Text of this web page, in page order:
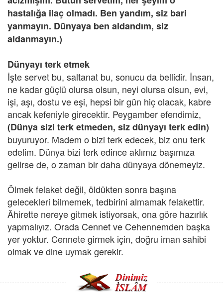
hastalığa ilaç olmadı. Ben yandım, siz bari
yanmayın. Dünyaya ben aldandım, siz
aldanmayın.)
Dünyayı terk etmek
İşte servet bu, saltanat bu, sonucu da bellidir. İnsan,
ne kadar güçlü olursa olsun, neyi olursa olsun, evi,
işi, aşı, dostu ve eşi, hepsi bir gün hiç olacak, kabre
ancak kefeniyle girecektir. Peygamber efendimiz,
(Dünya sizi terk etmeden, siz dünyayı terk edin)
buyuruyor. Madem o bizi terk edecek, biz onu terk
edelim. Dünya bizi terk edince aklımız başımıza
gelirse de, o zaman bir daha dünyaya dönemeyiz.
Ölmek felaket değil, öldükten sonra başına
gelecekleri bilmemek, tedbirini almamak felakettir.
Âhirette nereye gitmek istiyorsak, ona göre hazırlık
yapmalıyız. Orada Cennet ve Cehennemden başka
yer yoktur. Cennete girmek için, doğru iman sahibi
olmak ve dine uymak gerekir.